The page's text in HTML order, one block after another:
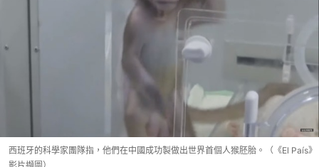
西班牙的科學家團隊指，他們在中國成功製做出世界首個人猴胚胎。（《El País》